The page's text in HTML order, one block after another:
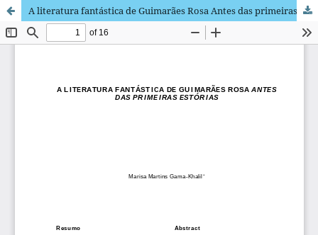
A literatura fantástica de Guimarães Rosa Antes das primeiras estórias